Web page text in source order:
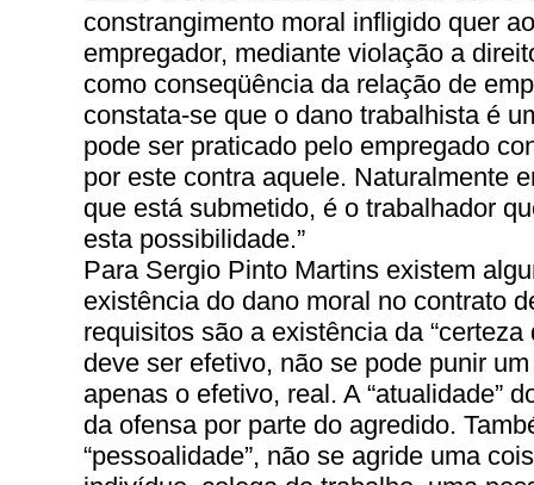
constrangimento moral infligido quer
empregador, mediante violação a
como conseqüência da relação de
constata-se que o dano trabalhista é
pode ser praticado pelo empregado
por este contra aquele. Naturalmente
que está submetido, é o trabalhador
esta possibilidade.”
Para Sergio Pinto Martins existem
existência do dano moral no contrato
requisitos são a existência da
deve ser efetivo, não se pode punir
apenas o efetivo, real. A “atualidade”
da ofensa por parte do agredido.
“pessoalidade”, não se agride uma